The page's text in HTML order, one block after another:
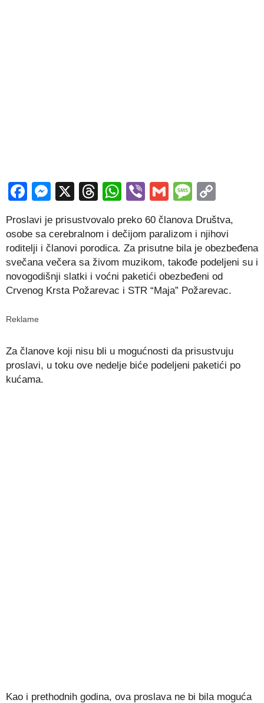
Facebook
Messenger
X Threads
WhatsApp
ViberGmail
Proslavi je prisustvovalo preko 60 članova Društva,
osobe sa cerebralnom i dečijom paralizom i njihovi
roditelji i članovi porodica. Za prisutne bila je obezbeđena
svečana večera sa živom muzikom, takođe podeljeni su i
novogodišnji slatki i voćni paketići obezbeđeni od
Crvenog Krsta Požarevac i STR “Maja” Požarevac.
Reklame
Za članove koji nisu bli u mogućnosti da prisustvuju
proslavi, u toku ove nedelje biće podeljeni paketići po
kućama.
Kao i prethodnih godina, ova proslava ne bi bila moguća